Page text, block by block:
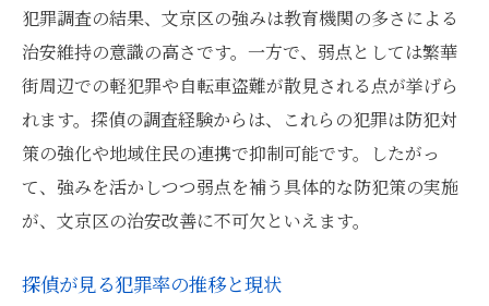
犯罪調査の結果、文京区の強みは教育機関の多さによる
治安維持の意識の高さです。一方で、弱点としては繁華
街周辺での軽犯罪や自転車盗難が散見される点が挙げら
れます。探偵の調査経験からは、これらの犯罪は防犯対
策の強化や地域住民の連携で抑制可能です。したがっ
て、強みを活かしつつ弱点を補う具体的な防犯策の実施
が、文京区の治安改善に不可欠といえます。
探偵が見る犯罪率の推移と現状